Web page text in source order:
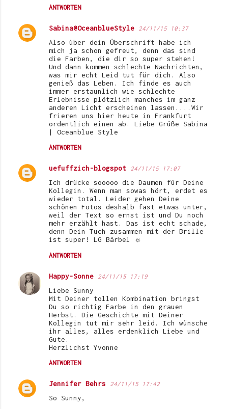
ANTWORTEN
Sabina@OceanblueStyle 24/11/15 10:37
Also über dein Überschrift habe ich
mich ja schon gefreut, denn das sind
die Farben, die dir so super stehen!
Und dann kommen schlechte Nachrichten,
was mir echt Leid tut für dich. Also
genieß das Leben. Ich finde es auch
immer erstaunlich wie schlechte
Erlebnisse plötzlich manches im ganz
anderen Licht erscheinen lassen....Wir
frieren uns hier heute in Frankfurt
ordentlich einen ab. Liebe Grüße Sabina
| Oceanblue Style
ANTWORTEN
uefuffzich-blogspot 24/11/15 17:07
Ich drücke sooooo die Daumen für Deine
Kollegin. Wenn man sowas hört, erdet es
wieder total. Leider gehen Deine
schönen Fotos deshalb fast etwas unter,
weil der Text so ernst ist und Du noch
mehr erzählt hast. Das ist echt schade,
denn Dein Tuch zusammen mit der Brille
ist super! LG Bärbel ☼
ANTWORTEN
Happy-Sonne 24/11/15 17:19
Liebe Sunny
Mit Deiner tollen Kombination bringst
Du so richtig Farbe in den grauen
Herbst. Die Geschichte mit Deiner
Kollegin tut mir sehr leid. Ich wünsche
ihr alles, alles erdenklich Liebe und
Gute.
Herzlichst Yvonne
ANTWORTEN
Jennifer Behrs 24/11/15 17:42
So Sunny,